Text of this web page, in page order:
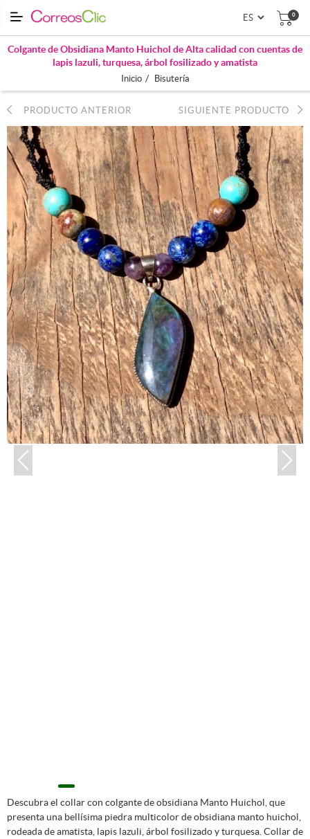
0
Colgante de Obsidiana Manto Huichol de Alta calidad con cuentas de
lapis lazuli, turquesa, árbol fosilizado y amatista
Inicio / Bisutería
PRODUCTO ANTERIOR SIGUIENTE PRODUCTO
Descubra el collar con colgante de obsidiana Manto Huichol, que
presenta una bellísima piedra multicolor de obsidiana manto huichol,
rodeada de amatista, lapis lazuli, árbol fosilizado y turquesa. Collar de